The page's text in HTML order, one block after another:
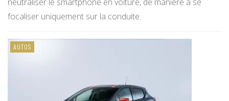
neutraliser le smartphone en voiture, de manière à se
focaliser uniquement sur la conduite.
AUTOS